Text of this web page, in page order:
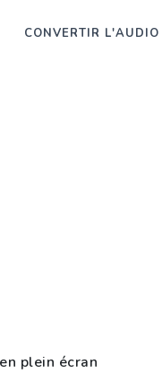
CONVERTIR L'AUDIO
plein écran